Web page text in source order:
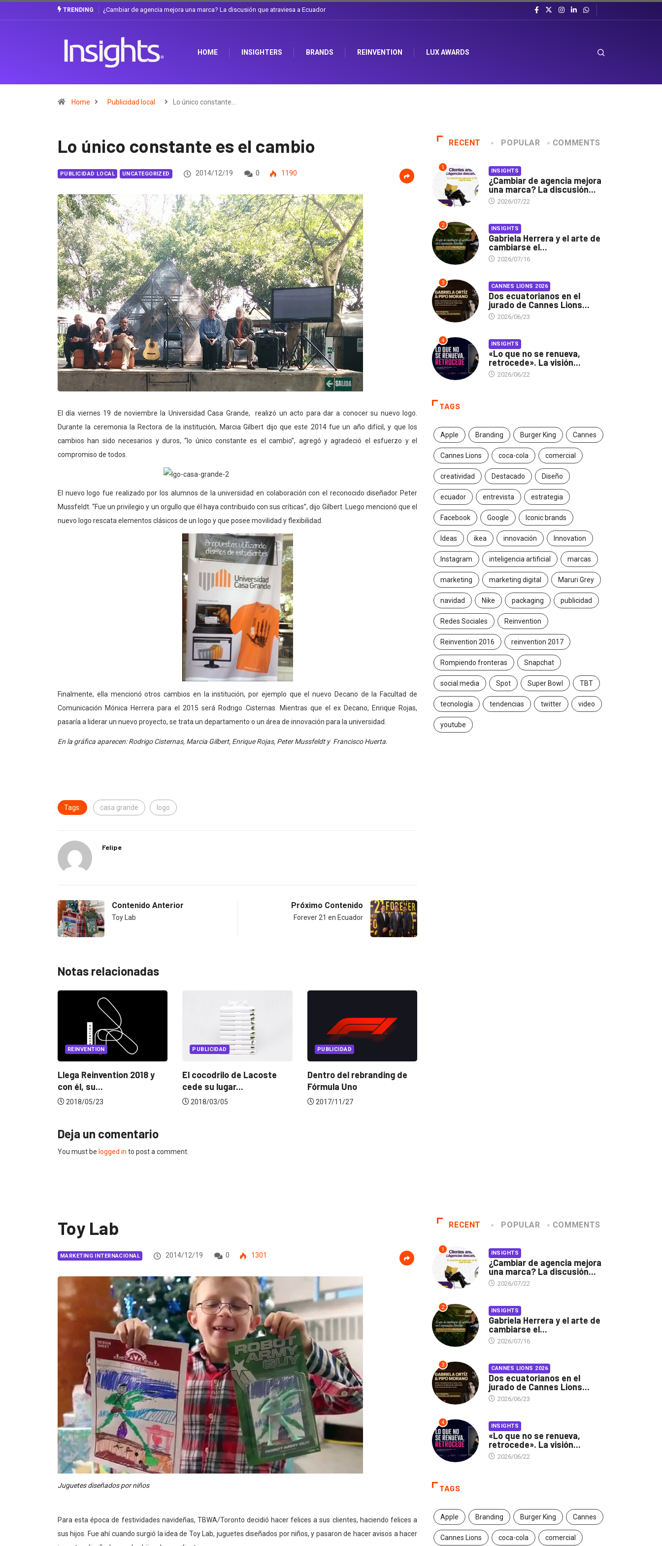
TRENDING Gabriela Herrera y el arte de cambiarse el sombrero en Corporación Favorita
HOME INSIGHTERS BRANDS REINVENTION LUX AWARDS
Home Publicidad local Lo único constante…
Lo único constante es el cambio
PUBLICIDAD LOCAL UNCATEGORIZED 2014/12/19 0 1190
El día viernes 19 de noviembre la Universidad Casa Grande, realizó un acto para dar a conocer su nuevo logo.
Durante la ceremonia la Rectora de la institución, Marcia Gilbert dijo que este 2014 fue un año difícil, y que los
cambios han sido necesarios y duros, “lo único constante es el cambio”, agregó y agradeció el esfuerzo y el
compromiso de todos.
El nuevo logo fue realizado por los alumnos de la universidad en colaboración con el reconocido diseñador Peter
Mussfeldt. “Fue un privilegio y un orgullo que él haya contribuido con sus críticas”, dijo Gilbert. Luego mencionó que el
nuevo logo rescata elementos clásicos de un logo y que posee movilidad y flexibilidad.
Finalmente, ella mencionó otros cambios en la institución, por ejemplo que el nuevo Decano de la Facultad de
Comunicación Mónica Herrera para el 2015 será Rodrigo Cisternas. Mientras que el ex Decano, Enrique Rojas,
pasaría a liderar un nuevo proyecto, se trata un departamento o un área de innovación para la universidad.
En la gráfica aparecen: Rodrigo Cisternas, Marcia Gilbert, Enrique Rojas, Peter Mussfeldt y Francisco Huerta.
Tags: casa grande logo
Felipe
Contenido Anterior
Toy Lab
Próximo Contenido
Forever 21 en Ecuador
Notas relacionadas
PUBLICIDAD
El cocodrilo de Lacoste
cede su lugar...
2018/03/05
PUBLICIDAD
Dentro del rebranding de
Fórmula Uno
2017/11/27
REINVENTION
Llega Reinvention 2018 y
con él, su...
2018/05/23
Deja un comentario
You must be logged in to post a comment.
RECENT POPULAR COMMENTS
1 INSIGHTS
¿Cambiar de agencia mejora
una marca? La discusión...
2026/07/22
2 INSIGHTS
Gabriela Herrera y el arte de
cambiarse el...
2026/07/16
3 CANNES LIONS 2026
Dos ecuatorianos en el
jurado de Cannes Lions...
2026/06/23
4 INSIGHTS
«Lo que no se renueva,
retrocede». La visión...
2026/06/22
TAGS
Apple Branding Burger King Cannes
Cannes Lions coca-cola comercial
creatividad Destacado Diseño
ecuador entrevista estrategia
Facebook Google Iconic brands
Ideas ikea innovación Innovation
Instagram inteligencia artificial marcas
marketing marketing digital Maruri Grey
navidad Nike packaging publicidad
Redes Sociales Reinvention
Reinvention 2016 reinvention 2017
Rompiendo fronteras Snapchat
social media Spot Super Bowl TBT
tecnología tendencias twitter video
youtube
Toy Lab
MARKETING INTERNACIONAL 2014/12/19 0 1301
Juguetes diseñados por niños
Para esta época de festividades navideñas, TBWA/Toronto decidió hacer felices a sus clientes, haciendo felices a
sus hijos. Fue ahí cuando surgió la idea de Toy Lab, juguetes diseñados por niños, y pasaron de hacer avisos a hacer
RECENT POPULAR COMMENTS
1 INSIGHTS
¿Cambiar de agencia mejora
una marca? La discusión...
2026/07/22
2 INSIGHTS
Gabriela Herrera y el arte de
cambiarse el...
2026/07/16
3 CANNES LIONS 2026
Dos ecuatorianos en el
jurado de Cannes Lions...
2026/06/23
4 INSIGHTS
«Lo que no se renueva,
retrocede». La visión...
2026/06/22
TAGS
Apple Branding Burger King Cannes
Cannes Lions coca-cola comercial